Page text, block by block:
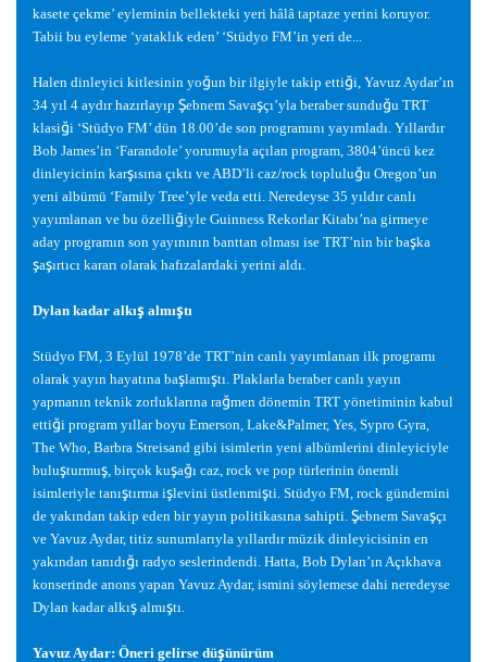
kasete çekme’ eyleminin bellekteki yeri hâlâ taptaze yerini koruyor.
Tabii bu eyleme ‘yataklık eden’ ‘Stüdyo FM’in yeri de...
Halen dinleyici kitlesinin yoğun bir ilgiyle takip ettiği, Yavuz Aydar’ın
34 yıl 4 aydır hazırlayıp Şebnem Savaşçı’yla beraber sunduğu TRT
klasiği ‘Stüdyo FM’ dün 18.00’de son programını yayımladı. Yıllardır
Bob James’in ‘Farandole’ yorumuyla açılan program, 3804’üncü kez
dinleyicinin karşısına çıktı ve ABD’li caz/rock topluluğu Oregon’un
yeni albümü ‘Family Tree’yle veda etti. Neredeyse 35 yıldır canlı
yayımlanan ve bu özelliğiyle Guinness Rekorlar Kitabı’na girmeye
aday programın son yayınının banttan olması ise TRT’nin bir başka
şaşırtıcı kararı olarak hafızalardaki yerini aldı.
Dylan kadar alkış almıştı
Stüdyo FM, 3 Eylül 1978’de TRT’nin canlı yayımlanan ilk programı
olarak yayın hayatına başlamıştı. Plaklarla beraber canlı yayın
yapmanın teknik zorluklarına rağmen dönemin TRT yönetiminin kabul
ettiği program yıllar boyu Emerson, Lake&Palmer, Yes, Sypro Gyra,
The Who, Barbra Streisand gibi isimlerin yeni albümlerini dinleyiciyle
buluşturmuş , birçok kuşağı caz, rock ve pop türlerinin önemli
isimleriyle tanıştırma işlevini üstlenmişti. Stüdyo FM, rock gündemini
de yakından takip eden bir yayın politikasına sahipti. Şebnem Savaşçı
ve Yavuz Aydar, titiz sunumlarıyla yıllardır müzik dinleyicisinin en
yakından tanıdığı radyo seslerindendi. Hatta, Bob Dylan’ın Açıkhava
konserinde anons yapan Yavuz Aydar, ismini söylemese dahi neredeyse
Dylan kadar alkış almıştı.
Yavuz Aydar: Öneri gelirse düşünürüm